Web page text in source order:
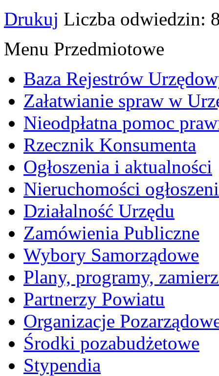
Drukuj Liczba odwiedzin:
Menu Przedmiotowe
Baza Rejestrów
Załatwianie spraw w
Nieodpłatna pomoc
Rzecznik Konsumenta
Ogłoszenia i aktualności
Nieruchomości
Działalność Urzędu
Zamówienia Publiczne
Wybory Samorządowe
Plany, programy,
Partnerzy Powiatu
Organizacje
Środki pozabudżetowe
Stypendia